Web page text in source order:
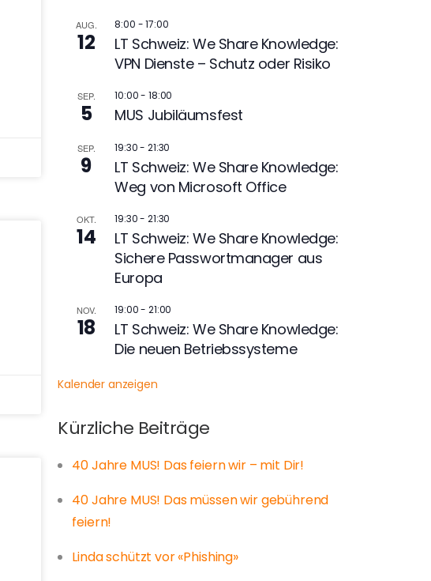
AUG.
12
8:00 -17:00
LT Schweiz: We Share Knowledge:
VPN Dienste – Schutz oder Risiko
SEP.
5
10:00-18:00
MUS Jubiläumsfest
SEP.
9
19:30-21:30
LT Schweiz: We Share Knowledge:
Weg von Microsoft Office
OKT.
14
19:30-21:30
LT Schweiz: We Share Knowledge:
Sichere Passwortmanager aus
Europa
NOV.
18
19:00-21:00
LT Schweiz: We Share Knowledge:
Die neuen Betriebssysteme
Kalender anzeigen
Kürzliche Beiträge
40 Jahre MUS! Das feiern wir – mit Dir!
40 Jahre MUS! Das müssen wir gebührend
feiern!
Linda schützt vor «Phishing»